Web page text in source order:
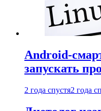
Android-
запускать
2 года спустя2 года